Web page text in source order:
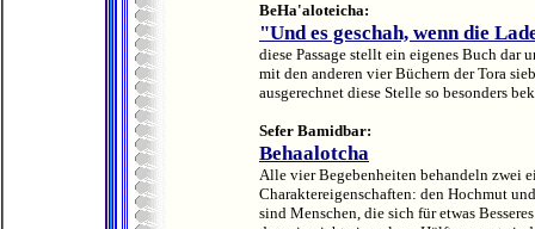
BeHa'aloteicha:
"Und es geschah, wenn die
diese Passage stellt ein eigenes Buch dar
mit den anderen vier Büchern der Tora
ausgerechnet diese Stelle so besonders
Sefer Bamidbar:
Behaalotcha
Alle vier Begebenheiten behandeln zwei
Charaktereigenschaften: den Hochmut
sind Menschen, die sich für etwas